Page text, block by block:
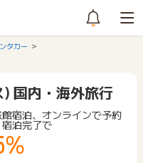
タカー
国内・海外旅行
宿泊、オンラインで予約
泊完了で